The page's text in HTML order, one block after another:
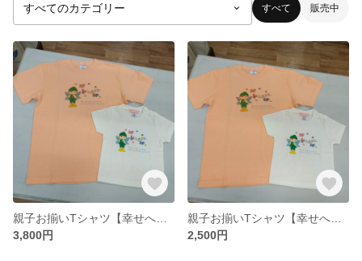
すべて 販売中
3,800円
2,500円